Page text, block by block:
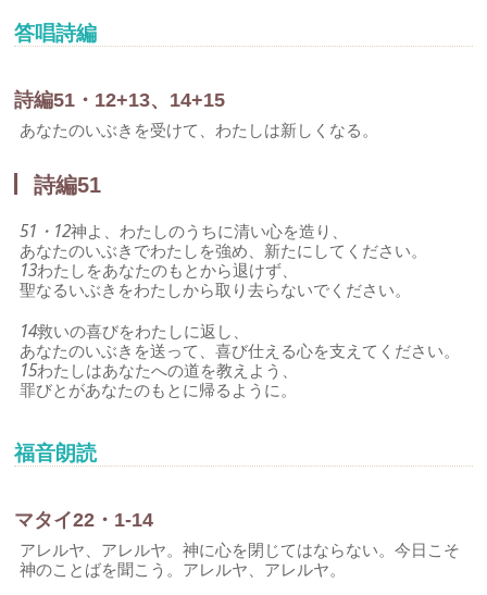
答唱詩編
詩編51・12+13、14+15
あなたのいぶきを受けて、わたしは新しくなる。
詩編51
51・12神よ、わたしのうちに清い心を造り、
あなたのいぶきでわたしを強め、新たにしてください。
13わたしをあなたのもとから退けず、
聖なるいぶきをわたしから取り去らないでください。
14救いの喜びをわたしに返し、
あなたのいぶきを送って、喜び仕える心を支えてください。
15わたしはあなたへの道を教えよう、
罪びとがあなたのもとに帰るように。
福音朗読
マタイ22・1-14
アレルヤ、アレルヤ。神に心を閉じてはならない。今日こそ
神のことばを聞こう。アレルヤ、アレルヤ。